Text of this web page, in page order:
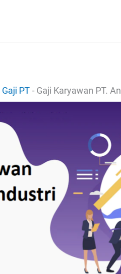
Gaji PT- Gaji Karyawan PT.